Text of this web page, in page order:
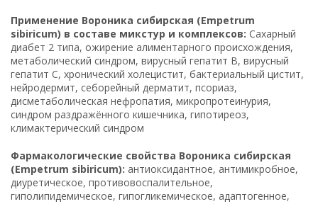
Применение Вороника сибирская (Empetrum
sibiricum) в составе микстур и комплексов: Сахарный
диабет 2 типа, ожирение алиментарного происхождения,
метаболический синдром, вирусный гепатит B, вирусный
гепатит C, хронический холецистит, бактериальный цистит,
нейродермит, себорейный дерматит, псориаз,
дисметаболическая нефропатия, микропротеинурия,
синдром раздражённого кишечника, гипотиреоз,
климактерический синдром
Фармакологические свойства Вороника сибирская
(Empetrum sibiricum): антиоксидантное, антимикробное,
диуретическое, противовоспалительное,
гиполипидемическое, гипогликемическое, адаптогенное,